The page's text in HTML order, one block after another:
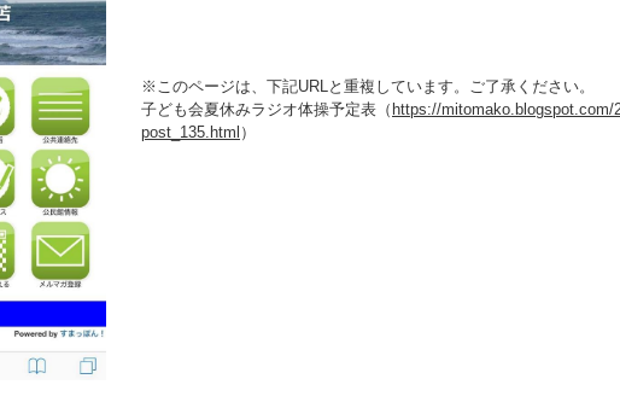
※このページは、下記URLと重複しています。ご了承ください。
子ども会夏休みラジオ体操予定表（ https://mitomako.blogspot.com/
post_135.html ）